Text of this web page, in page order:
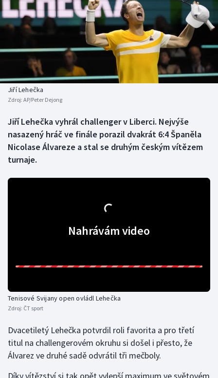
DALŠÍ SPORTY
Americký fotbal
Baseball a softbal
Basketbal
Biatlon
Boby a skeleton
Box
Golf
Gymnastika
Házená
Jezdectví
Judo
NEPŘEHLÉDNĚTE
Soutěže
Historické návraty
Aplikace ČT sport
AZ kvíz
Jiří Lehečka
Zdroj: AP/Peter Dejong
Jiří Lehečka vyhrál challenger v Liberci. Nejvýše
nasazený hráč ve finále porazil dvakrát 6:4 Španěla
Nicolase Álvareze a stal se druhým českým vítězem
turnaje.
Nahrávám video
Tenisové Svijany open ovládl Lehečka
Zdroj: ČT sport
Dvacetiletý Lehečka potvrdil roli favorita a pro třetí
titul na challengerovém okruhu si došel i přesto, že
Álvarez ve druhé sadě odvrátil tři mečboly.